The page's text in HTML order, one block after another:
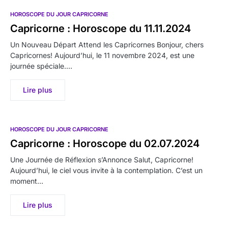
HOROSCOPE DU JOUR CAPRICORNE
Capricorne : Horoscope du 11.11.2024
Un Nouveau Départ Attend les Capricornes Bonjour, chers
Capricornes! Aujourd’hui, le 11 novembre 2024, est une
journée spéciale.…
Lire plus
HOROSCOPE DU JOUR CAPRICORNE
Capricorne : Horoscope du 02.07.2024
Une Journée de Réflexion s’Annonce Salut, Capricorne!
Aujourd’hui, le ciel vous invite à la contemplation. C’est un
moment…
Lire plus